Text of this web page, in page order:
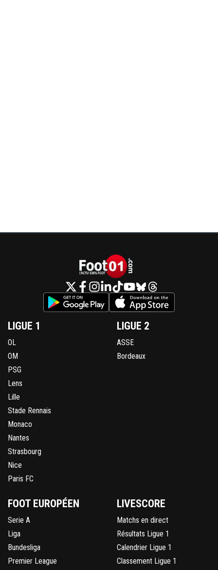
LIGUE 1
OL
OM
PSG
Lens
Lille
Stade Rennais
Monaco
Nantes
Strasbourg
Nice
Paris FC
LIGUE 2
ASSE
Bordeaux
FOOT EUROPÉEN
Serie A
Liga
Bundesliga
Premier League
LIVESCORE
Matchs en direct
Résultats Ligue 1
Calendrier Ligue 1
Classement Ligue 1